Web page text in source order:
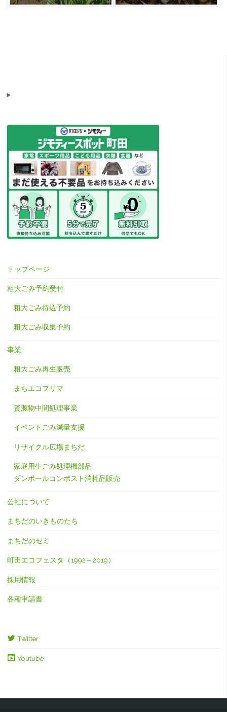
トップページ
粗大ごみ予約受付
粗大ごみ持込予約
粗大ごみ収集予約
事業
粗大ごみ再生販売
まちエコフリマ
資源物中間処理事業
イベントごみ減量支援
リサイクル広場まちだ
家庭用生ごみ処理機部品
ダンボールコンポスト消耗品販売
公社について
まちだのいきものたち
まちだのセミ
町田エコフェスタ（1992～2019）
採用情報
各種申請書
Twitter
Youtube